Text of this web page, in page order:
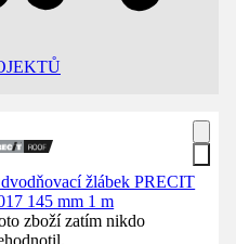
žlábek PRECIT
145 mm 1 m
zboží zatím nikdo